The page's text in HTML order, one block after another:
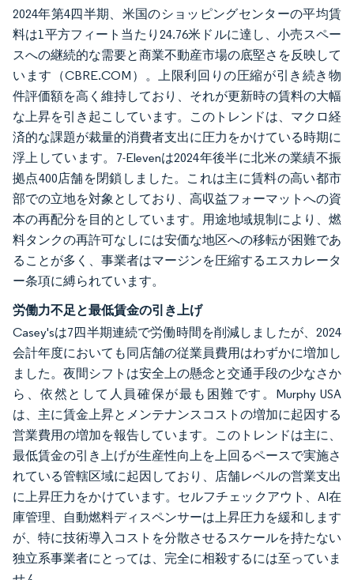
2024年第4四半期、米国のショッピングセンターの平均賃
料は1平方フィート当たり24.76米ドルに達し、小売スペー
スへの継続的な需要と商業不動産市場の底堅さを反映して
います（CBRE.COM）。上限利回りの圧縮が引き続き物
件評価額を高く維持しており、それが更新時の賃料の大幅
な上昇を引き起こしています。このトレンドは、マクロ経
済的な課題が裁量的消費者支出に圧力をかけている時期に
浮上しています。7-Elevenは2024年後半に北米の業績不振
拠点400店舗を閉鎖しました。これは主に賃料の高い都市
部での立地を対象としており、高収益フォーマットへの資
本の再配分を目的としています。用途地域規制により、燃
料タンクの再許可なしには安価な地区への移転が困難であ
ることが多く、事業者はマージンを圧縮するエスカレータ
ー条項に縛られています。
労働力不足と最低賃金の引き上げ
Casey'sは7四半期連続で労働時間を削減しましたが、2024
会計年度においても同店舗の従業員費用はわずかに増加し
ました。夜間シフトは安全上の懸念と交通手段の少なさか
ら、依然として人員確保が最も困難です。Murphy USA
は、主に賃金上昇とメンテナンスコストの増加に起因する
営業費用の増加を報告しています。このトレンドは主に、
最低賃金の引き上げが生産性向上を上回るペースで実施さ
れている管轄区域に起因しており、店舗レベルの営業支出
に上昇圧力をかけています。セルフチェックアウト、AI在
庫管理、自動燃料ディスペンサーは上昇圧力を緩和します
が、特に技術導入コストを分散させるスケールを持たない
独立系事業者にとっては、完全に相殺するには至っていま